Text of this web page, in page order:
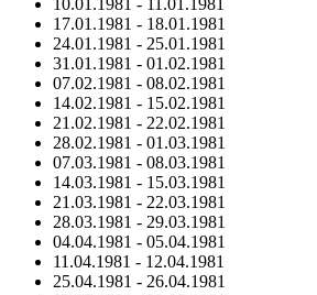
10.01.1981 - 11.01.1981
17.01.1981 - 18.01.1981
24.01.1981 - 25.01.1981
31.01.1981 - 01.02.1981
07.02.1981 - 08.02.1981
14.02.1981 - 15.02.1981
21.02.1981 - 22.02.1981
28.02.1981 - 01.03.1981
07.03.1981 - 08.03.1981
14.03.1981 - 15.03.1981
21.03.1981 - 22.03.1981
28.03.1981 - 29.03.1981
04.04.1981 - 05.04.1981
11.04.1981 - 12.04.1981
25.04.1981 - 26.04.1981